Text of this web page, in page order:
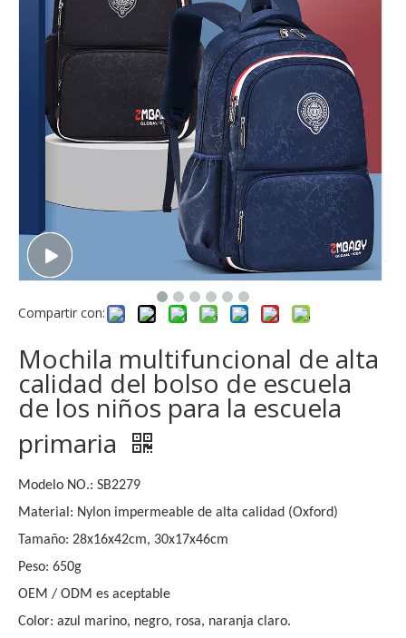
Compartir con:
Mochila multifuncional de alta
calidad del bolso de escuela
de los niños para la escuela
primaria
Modelo NO.: SB2279
Material: Nylon impermeable de alta calidad (Oxford)
Tamaño: 28x16x42cm, 30x17x46cm
Peso: 650g
OEM / ODM es aceptable
Color: azul marino, negro, rosa, naranja claro.